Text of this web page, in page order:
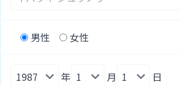
男性 女性
年 月 日